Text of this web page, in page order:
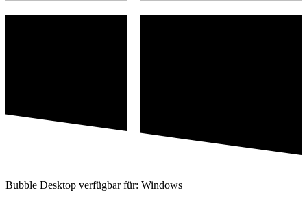
Bubble Desktop verfügbar für: Windows